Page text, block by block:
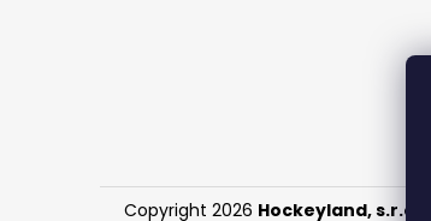
Copyright 2026 Hockeyland, s.r.o.